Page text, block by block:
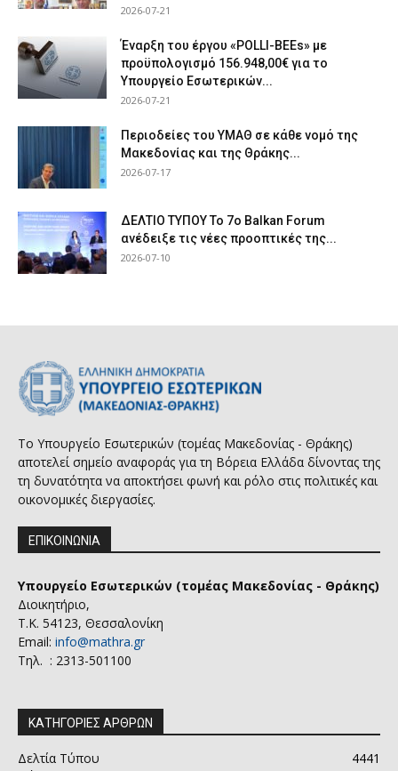
2026-07-21
Έναρξη του έργου «POLLI-BEEs» με
προϋπολογισμό 156.948,00€ για το
Υπουργείο Εσωτερικών...
2026-07-21
Περιοδείες του ΥΜΑΘ σε κάθε νομό της
Μακεδονίας και της Θράκης...
2026-07-17
ΔΕΛΤΙΟ ΤΥΠΟΥ Το 7ο Balkan Forum
ανέδειξε τις νέες προοπτικές της...
2026-07-10
Το Υπουργείο Εσωτερικών (τομέας Μακεδονίας - Θράκης)
αποτελεί σημείο αναφοράς για τη Βόρεια Ελλάδα δίνοντας της
τη δυνατότητα να αποκτήσει φωνή και ρόλο στις πολιτικές και
οικονομικές διεργασίες.
ΕΠΙΚΟΙΝΩΝΙΑ
Υπουργείο Εσωτερικών (τομέας Μακεδονίας - Θράκης)
Διοικητήριο,
Τ.Κ. 54123, Θεσσαλονίκη
Email: info@mathra.gr
Τηλ. : 2313-501100
ΚΑΤΗΓΟΡΙΕΣ ΑΡΘΡΩΝ
Δελτία Τύπου
4441